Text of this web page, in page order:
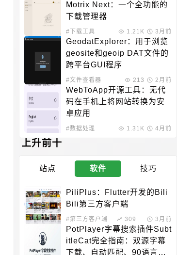
Motrix Next：一个全功能的
下载管理器
#下载工具 1.21K 3月前
GeodatExplorer：用于浏览
geosite和geoip DAT文件的
跨平台GUI程序
#文件查看器 213 2月前
WebToApp开源工具：无代
码在手机上将网站转换为安
卓应用
#数据处理 1.31K 4月前
上升前十
站点 软件 技巧
PiliPlus：Flutter开发的Bili
Bili第三方客户端
#第三方客户端 309 3月前
PotPlayer字幕搜索插件Subt
itleCat完全指南：双源字幕
下载、自动匹配、90语言支